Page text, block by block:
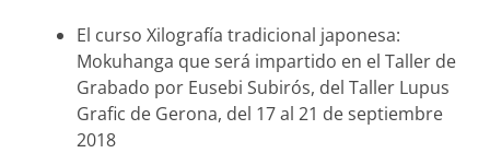
El curso Xilografía tradicional japonesa:
Mokuhanga que será impartido en el Taller de
Grabado por Eusebi Subirós, del Taller Lupus
Grafic de Gerona, del 17 al 21 de septiembre
2018